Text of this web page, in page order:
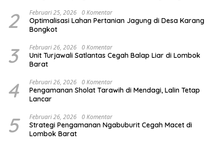
2 Februari 25, 2026 0 Komentar
Optimalisasi Lahan Pertanian Jagung di Desa Karang
Bongkot
3 Februari 26, 2026 0 Komentar
Unit Turjawali Satlantas Cegah Balap Liar di Lombok
Barat
4 Februari 26, 2026 0 Komentar
Pengamanan Sholat Tarawih di Mendagi, Lalin Tetap
Lancar
5 Februari 26, 2026 0 Komentar
Strategi Pengamanan Ngabuburit Cegah Macet di
Lombok Barat